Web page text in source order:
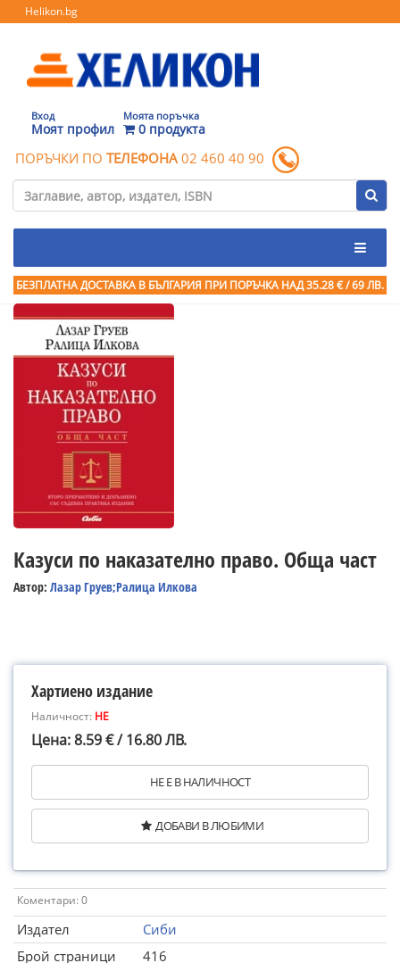
Helikon.bg
Вход
Моят профил
Моята поръчка
0 продукта
ПОРЪЧКИ ПО ТЕЛЕФОНА 02 460 40 90
БЕЗПЛАТНА ДОСТАВКА В БЪЛГАРИЯ ПРИ ПОРЪЧКА НАД 35.28 € / 69 ЛВ.
Казуси по наказателно право. Обща част
Автор: Лазар Груев;Ралица Илкова
Хартиено издание
Наличност: НЕ
Цена: 8.59 € / 16.80 ЛВ.
НЕ Е В НАЛИЧНОСТ
ДОБАВИ В ЛЮБИМИ
Коментари: 0
Издател
Сиби
Брой страници
416